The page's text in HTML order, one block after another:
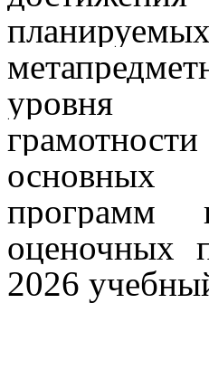
уровня
основных
программ
оценочных
2026